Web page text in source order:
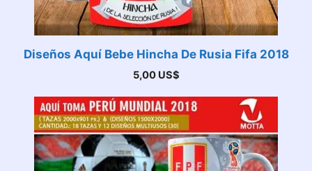
Diseños Aquí Bebe Hincha De Rusia Fifa 2018
5,00 US$